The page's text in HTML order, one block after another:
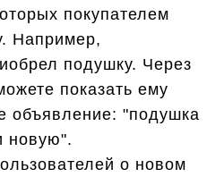
покупателем
Например,
подушку. Через
показать ему
объявление: "подушка
новую".
о новом